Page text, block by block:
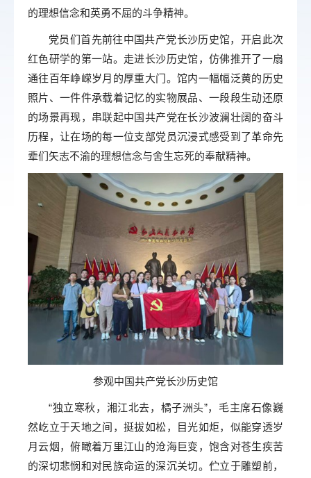
的理想信念和英勇不屈的斗争精神。
党员们首先前往中国共产党长沙历史馆，开启此次
红色研学的第一站。走进长沙历史馆，仿佛推开了一扇
通往百年峥嵘岁月的厚重大门。馆内一幅幅泛黄的历史
照片、一件件承载着记忆的实物展品、一段段生动还原
的场景再现，串联起中国共产党在长沙波澜壮阔的奋斗
历程，让在场的每一位支部党员沉浸式感受到了革命先
辈们矢志不渝的理想信念与舍生忘死的奉献精神。
参观中国共产党长沙历史馆
“独立寒秋，湘江北去，橘子洲头”，毛主席石像巍
然屹立于天地之间，挺拔如松，目光如炬，似能穿透岁
月云烟，俯瞰着万里江山的沧海巨变，饱含对苍生疾苦
的深切悲悯和对民族命运的深沉关切。伫立于雕塑前，